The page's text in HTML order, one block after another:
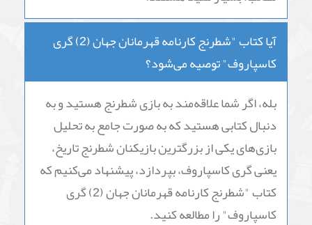
آیا در کتاب "شطرنج کارنامه قهرمانان جهان (2) گری
کاسپاروف" از تصاویر و نمودارهایی برای توضیح
مفاهیم استفاده شده است؟
بله، در کتاب "شطرنج کارنامه قهرمانان جهان (2)
گری کاسپاروف" از تصاویر و نمودارهایی برای توضیح
مفاهیم استفاده شده است که برای فهم بهتر
مطالب، بسیار مفید هستند.